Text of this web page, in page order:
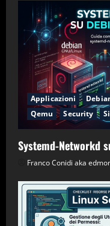
Applicazioni
Qemu
Security
Systemd-Networkd
Franco Conidi aka